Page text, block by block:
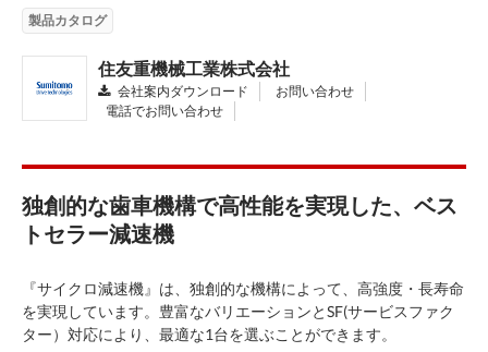
製品カタログ
住友重機械工業株式会社
会社案内ダウンロード
お問い合わせ
電話でお問い合わせ
独創的な歯車機構で高性能を実現した、ベス
トセラー減速機
『サイクロ減速機』は、独創的な機構によって、高強度・長寿命
を実現しています。豊富なバリエーションとSF(サービスファク
ター）対応により、最適な1台を選ぶことができます。